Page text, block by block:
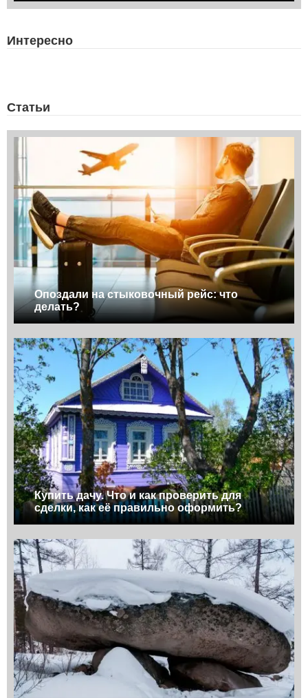
Интересно
Статьи
Опоздали на стыковочный рейс: что
делать?
Купить дачу. Что и как проверить для
сделки, как её правильно оформить?